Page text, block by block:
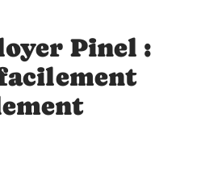
Pinel :